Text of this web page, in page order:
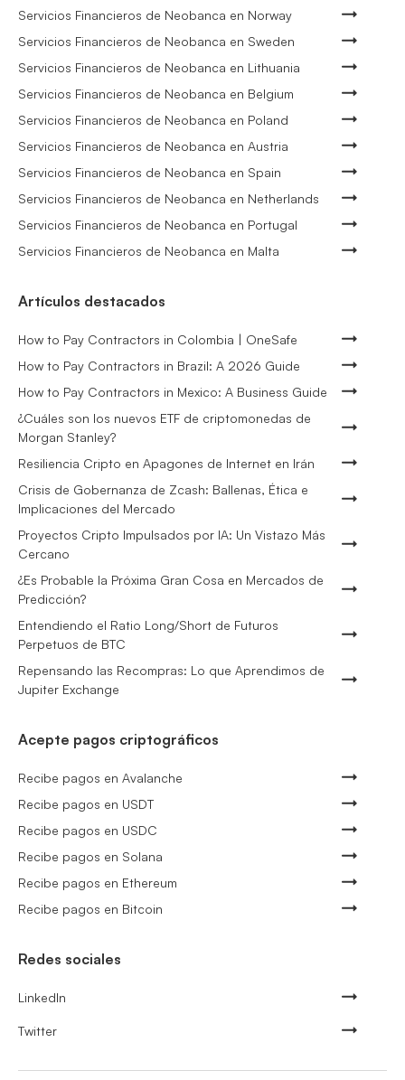
Servicios Financieros de Neobanca en Norway
Servicios Financieros de Neobanca en Sweden
Servicios Financieros de Neobanca en Lithuania
Servicios Financieros de Neobanca en Belgium
Servicios Financieros de Neobanca en Poland
Servicios Financieros de Neobanca en Austria
Servicios Financieros de Neobanca en Spain
Servicios Financieros de Neobanca en Netherlands
Servicios Financieros de Neobanca en Portugal
Servicios Financieros de Neobanca en Malta
Artículos destacados
How to Pay Contractors in Colombia | OneSafe
How to Pay Contractors in Brazil: A 2026 Guide
How to Pay Contractors in Mexico: A Business Guide
¿Cuáles son los nuevos ETF de criptomonedas de
Morgan Stanley?
Resiliencia Cripto en Apagones de Internet en Irán
Crisis de Gobernanza de Zcash: Ballenas, Ética e
Implicaciones del Mercado
Proyectos Cripto Impulsados por IA: Un Vistazo Más
Cercano
¿Es Probable la Próxima Gran Cosa en Mercados de
Predicción?
Entendiendo el Ratio Long/Short de Futuros
Perpetuos de BTC
Repensando las Recompras: Lo que Aprendimos de
Jupiter Exchange
Acepte pagos criptográficos
Recibe pagos en Avalanche
Recibe pagos en USDT
Recibe pagos en USDC
Recibe pagos en Solana
Recibe pagos en Ethereum
Recibe pagos en Bitcoin
Redes sociales
LinkedIn
Twitter